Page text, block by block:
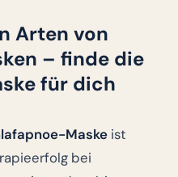
Arten von
– finde die
für dich
Maske ist
bei